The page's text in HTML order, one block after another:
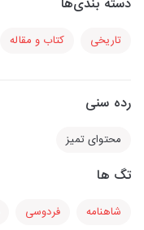
دسته بندی‌ها
تاریخی کتاب و مقاله
رده سنی
محتوای تمیز
تگ ها
شاهنامه فردوسی